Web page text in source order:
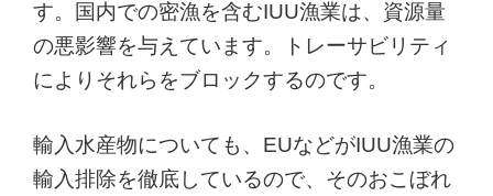
す。国内での密漁を含むIUU漁業は、資源量
の悪影響を与えています。トレーサビリティ
によりそれらをブロックするのです。
輸入水産物についても、EUなどがIUU漁業の
輸入排除を徹底しているので、そのおこぼれ